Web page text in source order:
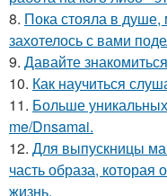
8. Пока стояла в
захотелось с вами
9. Давайте
10. Как научиться
11. Больше
me/Dnsamai.
12. Для выпускницы
часть образа,
жизнь.